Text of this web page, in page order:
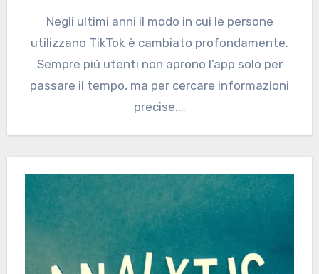
Negli ultimi anni il modo in cui le persone
utilizzano TikTok è cambiato profondamente.
Sempre più utenti non aprono l’app solo per
passare il tempo, ma per cercare informazioni
precise.…